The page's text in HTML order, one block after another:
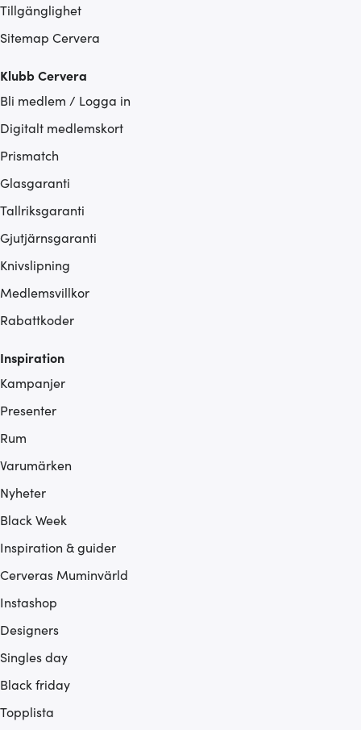
Tillgänglighet
Sitemap Cervera
Klubb Cervera
Bli medlem / Logga in
Digitalt medlemskort
Prismatch
Glasgaranti
Tallriksgaranti
Gjutjärnsgaranti
Knivslipning
Medlemsvillkor
Rabattkoder
Inspiration
Kampanjer
Presenter
Rum
Varumärken
Nyheter
Black Week
Inspiration & guider
Cerveras Muminvärld
Instashop
Designers
Singles day
Black friday
Topplista